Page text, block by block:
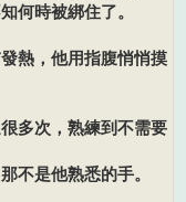
時被綁住了。
熱，他用指腹悄悄摸
多次，熟練到不需要
是他熟悉的手。